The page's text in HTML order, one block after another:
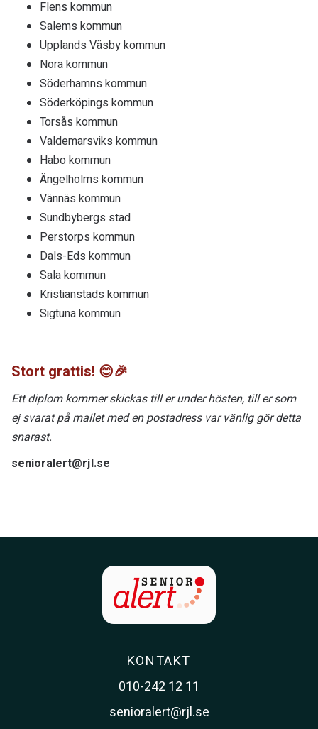
Flens kommun
Salems kommun
Upplands Väsby kommun
Nora kommun
Söderhamns kommun
Söderköpings kommun
Torsås kommun
Valdemarsviks kommun
Habo kommun
Ängelholms kommun
Vännäs kommun
Sundbybergs stad
Perstorps kommun
Dals-Eds kommun
Sala kommun
Kristianstads kommun
Sigtuna kommun
Stort grattis! 😊🎉
Ett diplom kommer skickas till er under hösten, till er som
ej svarat på mailet med en postadress var vänlig gör detta
snarast.
senioralert@rjl.se
KONTAKT
010-242 12 11
senioralert@rjl.se